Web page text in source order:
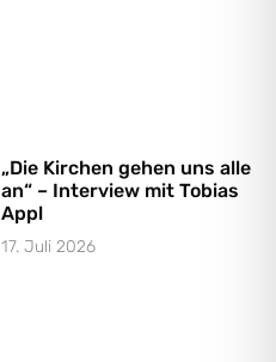
„Die Kirchen gehen uns alle
an“ – Interview mit Tobias
Appl
17. Juli 2026